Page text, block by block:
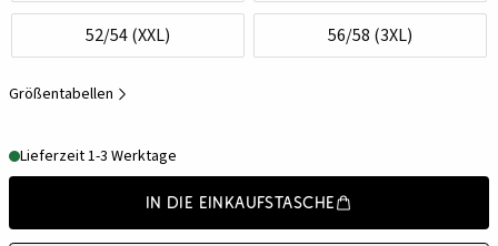
52/54 (XXL) 56/58 (3XL)
Größentabellen
Lieferzeit 1-3 Werktage
In die Einkaufstasche